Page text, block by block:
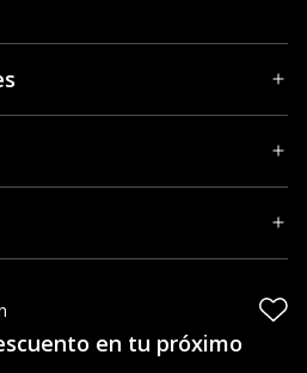
en tu próximo